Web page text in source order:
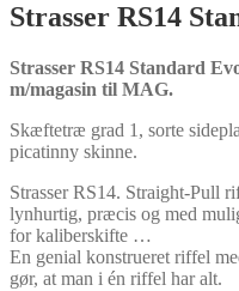
Strasser RS14
Strasser RS14 Standard
m/magasin til MAG.
Skæftetræ grad 1, sorte
picatinny skinne.
Strasser RS14. Straight-Pull
lynhurtig, præcis og med
for kaliberskifte …
En genial konstrueret riffel
gør, at man i én riffel har alt.